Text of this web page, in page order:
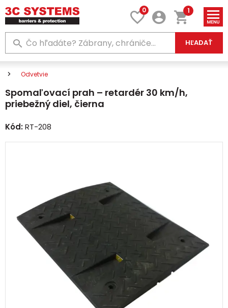
0
HĽADAŤ
1
Odvetvie
Spomaľovací prah – retardér 30 km/h,
priebežný diel, čierna
Kód:RT-208